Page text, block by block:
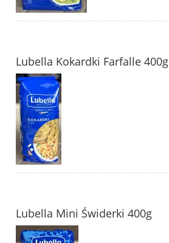
Lubella Kokardki Farfalle 400g
Lubella Mini Świderki 400g